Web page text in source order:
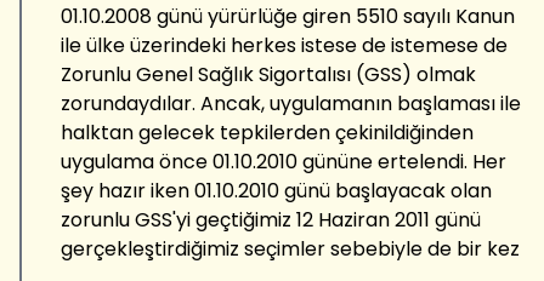
01.10.2008 günü yürürlüğe giren 5510 sayılı Kanun
ile ülke üzerindeki herkes istese de istemese de
Zorunlu Genel Sağlık Sigortalısı (GSS) olmak
zorundaydılar. Ancak, uygulamanın başlaması ile
halktan gelecek tepkilerden çekinildiğinden
uygulama önce 01.10.2010 gününe ertelendi. Her
şey hazır iken 01.10.2010 günü başlayacak olan
zorunlu GSS'yi geçtiğimiz 12 Haziran 2011 günü
gerçekleştirdiğimiz seçimler sebebiyle de bir kez